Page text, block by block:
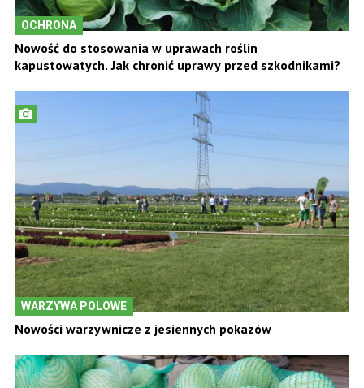
OCHRONA
Nowość do stosowania w uprawach roślin
kapustowatych. Jak chronić uprawy przed szkodnikami?
WARZYWA POLOWE
Nowości warzywnicze z jesiennych pokazów